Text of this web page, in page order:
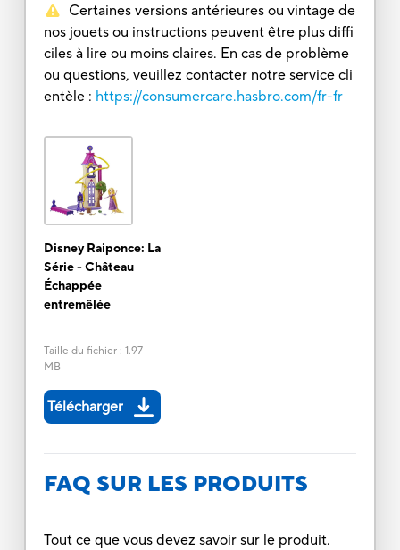
Certaines versions antérieures ou vintage de
nos jouets ou instructions peuvent être plus diffi
ciles à lire ou moins claires. En cas de problème
ou questions, veuillez contacter notre service cli
entèle : https://consumercare.hasbro.com/fr-fr
Disney Raiponce: La
Série - Château
Échappée
entremêlée
Taille du fichier: 1.97
MB
Télécharger
FAQ SUR LES PRODUITS
Tout ce que vous devez savoir sur le produit.